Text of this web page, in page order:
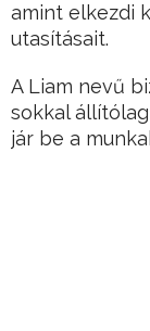
amint elkezdi
utasításait.
A Liam nevű
sokkal
jár be a